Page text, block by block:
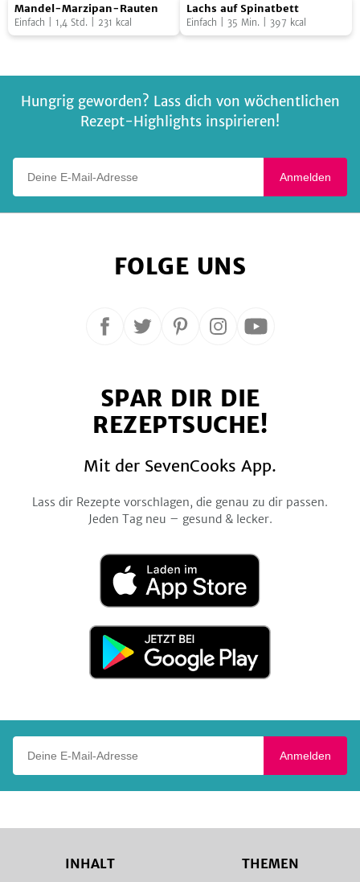
Babka
Marzipan-
Rauten
Mandel-Marzipan-Rauten
Einfach 1,4 Std. 231 kcal
auf
Spinatbett
Lachs auf Spinatbett
Einfach 35 Min. 397 kcal
Hungrig geworden? Lass dich von wöchentlichen
Rezept-Highlights inspirieren!
Anmelden
FOLGE UNS
Folge
Facebook
Folge
Twitter
Folge
Pinterest
Folge
Instagram
Folge
YouTube
SPAR DIR DIE
REZEPTSUCHE!
Mit der SevenCooks App.
Lass dir Rezepte vorschlagen, die genau zu dir passen.
Jeden Tag neu – gesund & lecker.
Laden
im
App
Jetzt
Google
Anmelden
INHALT THEMEN